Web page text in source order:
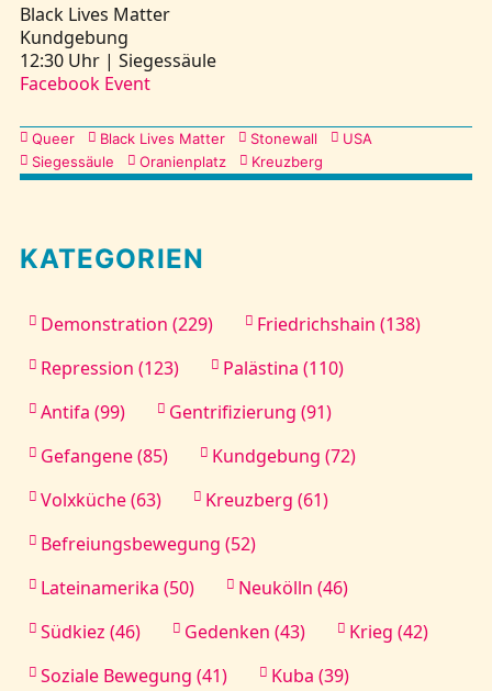
Black Lives Matter
Kundgebung
12:30 Uhr | Siegessäule
Facebook Event
Kategorien
Queer Black Lives Matter Stonewall
USA
Siegessäule
Oranienplatz Kreuzberg
KATEGORIEN
Demonstration (229)
Friedrichshain (138)
Repression (123)
Palästina (110)
Antifa (99)
Gentrifizierung (91)
Gefangene (85)
Kundgebung (72)
Volxküche (63)
Kreuzberg (61)
Befreiungsbewegung (52)
Lateinamerika (50)
Neukölln (46)
Südkiez (46)
Gedenken (43)
Krieg (42)
Soziale Bewegung (41)
Kuba (39)